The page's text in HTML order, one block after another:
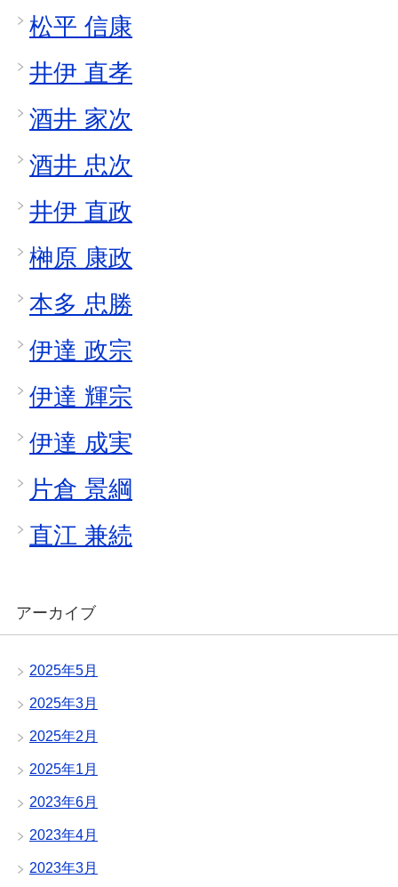
松平 信康
井伊 直孝
酒井 家次
酒井 忠次
井伊 直政
榊原 康政
本多 忠勝
伊達 政宗
伊達 輝宗
伊達 成実
片倉 景綱
直江 兼続
アーカイブ
2025年5月
2025年3月
2025年2月
2025年1月
2023年6月
2023年4月
2023年3月